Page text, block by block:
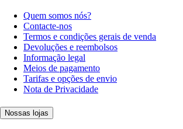
Quem somos nós?
Contacte-nos
Termos e condições gerais de venda
Devoluções e reembolsos
Informação legal
Meios de pagamento
Tarifas e opções de envio
Nota de Privacidade
Nossas lojas